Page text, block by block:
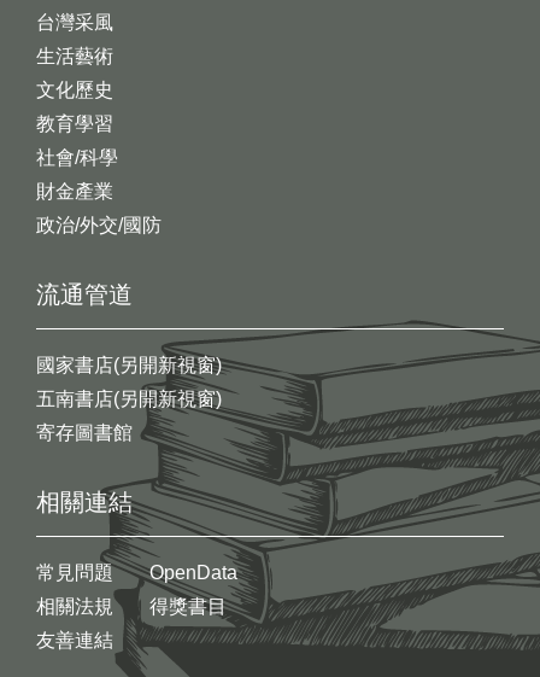
台灣采風
生活藝術
文化歷史
教育學習
社會/科學
財金產業
政治/外交/國防
流通管道
國家書店(另開新視窗)
五南書店(另開新視窗)
寄存圖書館
相關連結
常見問題
相關法規
友善連結
OpenData
得獎書目